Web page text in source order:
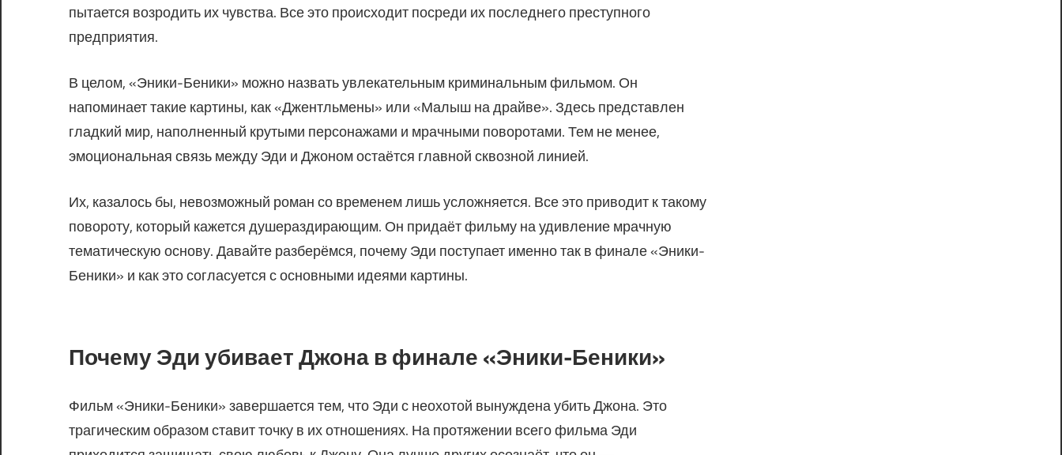
пытается возродить их чувства. Все это происходит посреди их последнего преступного
предприятия.
В целом, «Эники-Беники» можно назвать увлекательным криминальным фильмом. Он
напоминает такие картины, как «Джентльмены» или «Малыш на драйве». Здесь представлен
гладкий мир, наполненный крутыми персонажами и мрачными поворотами. Тем не менее,
эмоциональная связь между Эди и Джоном остаётся главной сквозной линией.
Их, казалось бы, невозможный роман со временем лишь усложняется. Все это приводит к такому
повороту, который кажется душераздирающим. Он придаёт фильму на удивление мрачную
тематическую основу. Давайте разберёмся, почему Эди поступает именно так в финале «Эники-
Беники» и как это согласуется с основными идеями картины.
Почему Эди убивает Джона в финале «Эники-Беники»
Фильм «Эники-Беники» завершается тем, что Эди с неохотой вынуждена убить Джона. Это
трагическим образом ставит точку в их отношениях. На протяжении всего фильма Эди